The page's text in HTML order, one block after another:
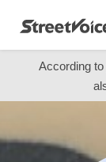
According